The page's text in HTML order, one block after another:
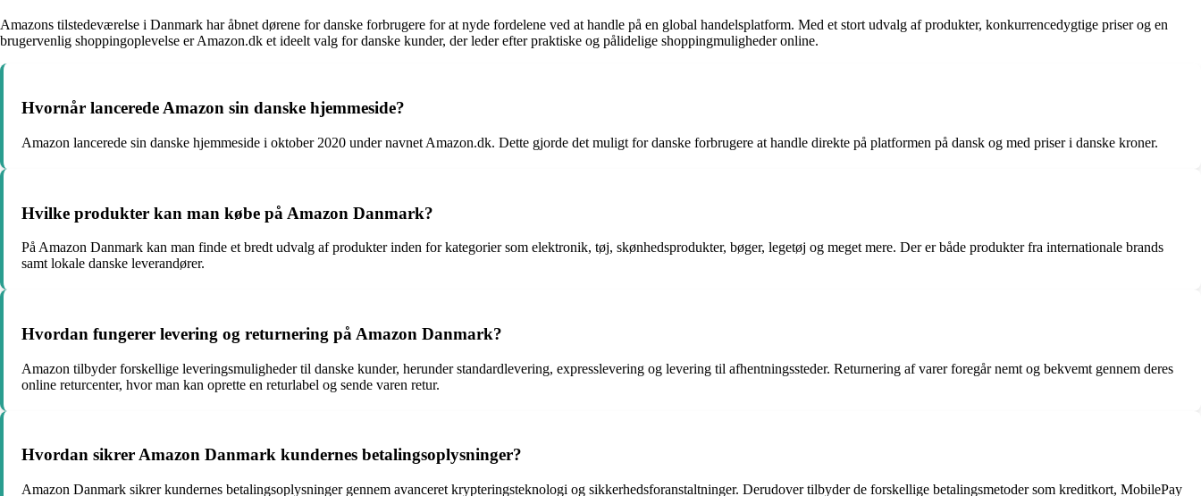
Amazons tilstedeværelse i Danmark har åbnet dørene for danske forbrugere for at nyde fordelene ved at handle på en global handelsplatform. Med et stort udvalg af produkter, konkurrencedygtige priser og en
brugervenlig shoppingoplevelse er Amazon.dk et ideelt valg for danske kunder, der leder efter praktiske og pålidelige shoppingmuligheder online.
Hvornår lancerede Amazon sin danske hjemmeside?
Amazon lancerede sin danske hjemmeside i oktober 2020 under navnet Amazon.dk. Dette gjorde det muligt for danske forbrugere at handle direkte på platformen på dansk og med priser i danske kroner.
Hvilke produkter kan man købe på Amazon Danmark?
På Amazon Danmark kan man finde et bredt udvalg af produkter inden for kategorier som elektronik, tøj, skønhedsprodukter, bøger, legetøj og meget mere. Der er både produkter fra internationale brands
samt lokale danske leverandører.
Hvordan fungerer levering og returnering på Amazon Danmark?
Amazon tilbyder forskellige leveringsmuligheder til danske kunder, herunder standardlevering, expresslevering og levering til afhentningssteder. Returnering af varer foregår nemt og bekvemt gennem deres
online returcenter, hvor man kan oprette en returlabel og sende varen retur.
Hvordan sikrer Amazon Danmark kundernes betalingsoplysninger?
Amazon Danmark sikrer kundernes betalingsoplysninger gennem avanceret krypteringsteknologi og sikkerhedsforanstaltninger. Derudover tilbyder de forskellige betalingsmetoder som kreditkort, MobilePay